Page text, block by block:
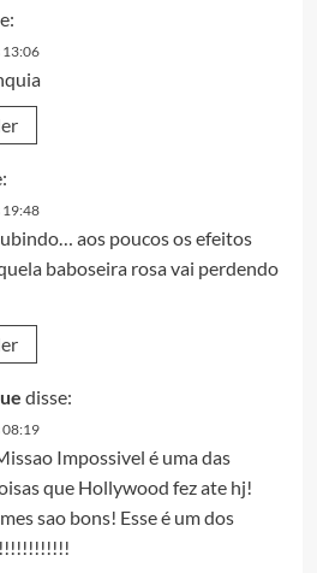
aos poucos os efeitos
baboseira rosa vai perdendo
disse:
Impossivel é uma das
que Hollywood fez ate hj!
sao bons! Esse é um dos